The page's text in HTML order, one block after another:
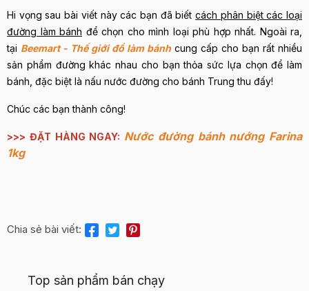
Hi vọng sau bài viết này các bạn đã biếtcách phân biệt các loại
đường làm bánh để chọn cho mình loại phù hợp nhất. Ngoài ra,
tại Beemart - Thế giới đồ làm bánhcung cấp cho bạn rất nhiều
sản phẩm đường khác nhau cho bạn thỏa sức lựa chọn để làm
bánh, đặc biệt là nấu nước đường cho bánh Trung thu đấy!
Chúc các bạn thành công!
>>> ĐẶT HÀNG NGAY: Nước đường bánh nướng Farina
1kg
Chia sẻ bài viết:
Top sản phẩm bán chạy